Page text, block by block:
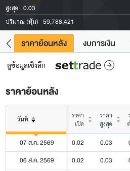
สูงสุด
0.03
ปริมาณ (หุ้น) 59,788,421
ราคาย้อนหลัง งบการเงิน
ดูข้อมูลเชิงลึก
ราคาย้อนหลัง
วันที่
ราคา
เปิด
ราคา
สูงสุด
07 ส.ค. 2569 0.02 0.03
06 ส.ค. 2569
0.02 0.03